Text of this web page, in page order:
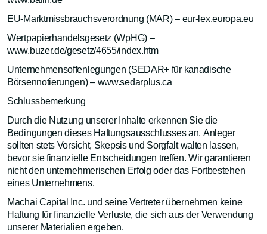
EU-Marktmissbrauchsverordnung (MAR) – eur-lex.europa.eu
Wertpapierhandelsgesetz (WpHG) –
www.buzer.de/gesetz/4655/index.htm
Unternehmensoffenlegungen (SEDAR+ für kanadische
Börsennotierungen) – www.sedarplus.ca
Schlussbemerkung
Durch die Nutzung unserer Inhalte erkennen Sie die
Bedingungen dieses Haftungsausschlusses an. Anleger
sollten stets Vorsicht, Skepsis und Sorgfalt walten lassen,
bevor sie finanzielle Entscheidungen treffen. Wir garantieren
nicht den unternehmerischen Erfolg oder das Fortbestehen
eines Unternehmens.
Machai Capital Inc. und seine Vertreter übernehmen keine
Haftung für finanzielle Verluste, die sich aus der Verwendung
unserer Materialien ergeben.